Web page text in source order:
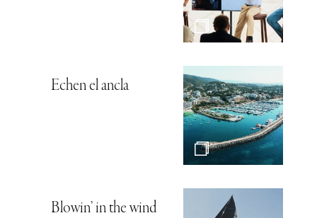
Echen el ancla
Blowin’ in the wind